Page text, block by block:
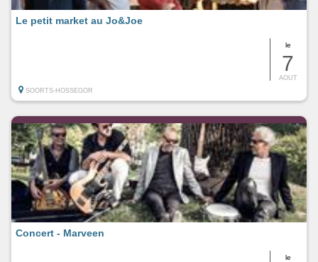
le
7
AOUT
Le petit market au Jo&Joe
SOORTS-HOSSEGOR
le
Concert - Marveen